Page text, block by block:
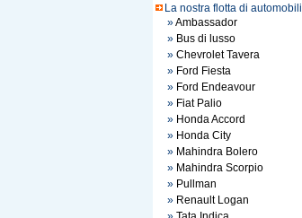
La nostra flotta di automobili
»Ambassador
» Bus di lusso
» Chevrolet Tavera
» Ford Fiesta
» Ford Endeavour
» Fiat Palio
» Honda Accord
» Honda City
» Mahindra Bolero
» Mahindra Scorpio
» Pullman
» Renault Logan